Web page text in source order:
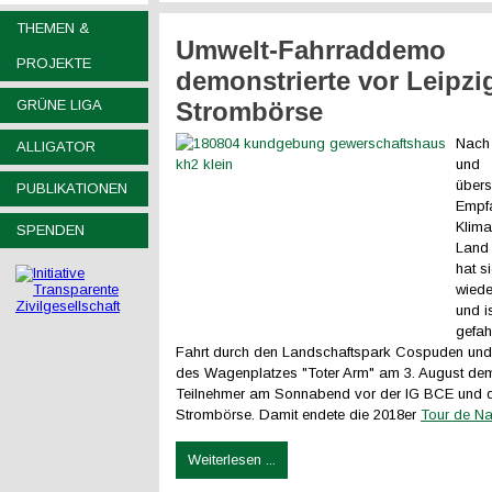
THEMEN &
PROJEKTE
GRÜNE LIGA
ALLIGATOR
PUBLIKATIONEN
SPENDEN
Umwelt-Fahrraddemo
demonstrierte vor
Strombörse
und
Land
hat
und
Fahrt durch den Landschaftspark Cospuden
des Wagenplatzes "Toter Arm" am 3. August
Teilnehmer am Sonnabend vor der IG BCE und
Strombörse. Damit endete die 2018er Tour de
Weiterlesen ...